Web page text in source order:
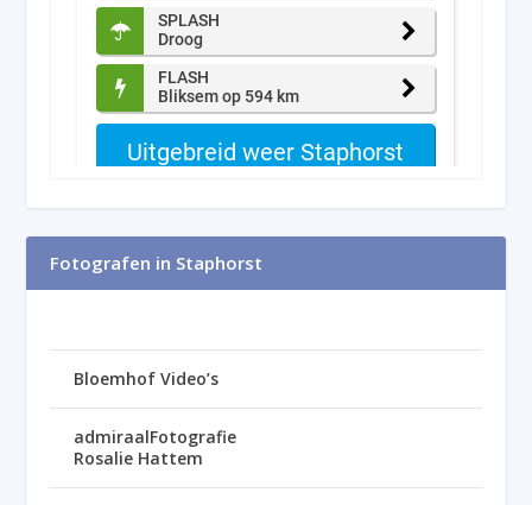
Fotografen in Staphorst
Bloemhof Video’s
admiraalFotografie
Rosalie Hattem